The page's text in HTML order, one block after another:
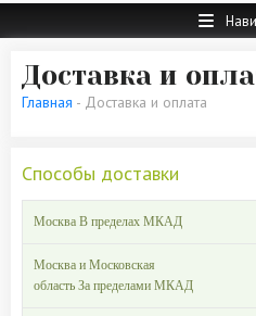
Доставка и
Главная - Доставка и оплата
Способы доставки
Москва В пределах МКАД
Москва и Московская
область За пределами МКАД